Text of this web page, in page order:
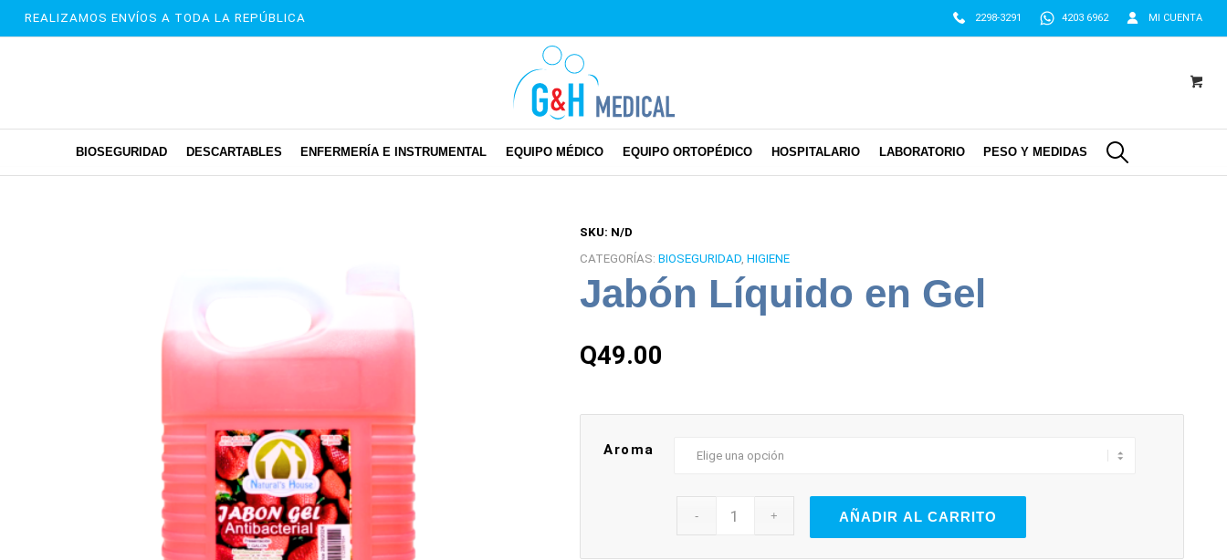
2298-3291 4203 6962 MI CUENTA
REALIZAMOS ENVÍOS A TODA LA REPÚBLICA
BIOSEGURIDAD DESCARTABLES ENFERMERÍA E INSTRUMENTAL EQUIPO MÉDICO EQUIPO ORTOPÉDICO HOSPITALARIO LABORATORIO PESO Y MEDIDAS
SKU: N/D
CATEGORÍAS: BIOSEGURIDAD, HIGIENE
Jabón Líquido en Gel
Q49.00
Aroma
AÑADIR AL CARRITO